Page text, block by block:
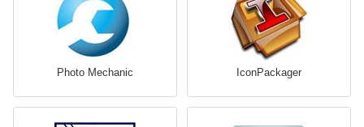
Photo Mechanic IconPackager